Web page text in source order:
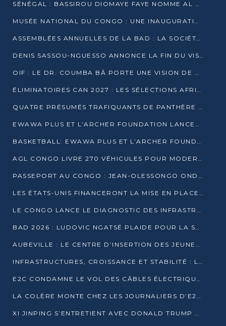
SÉNÉGAL : BASSIROU DIOMAYE FAYE NOMME AL AMINOU LÔ PREMIER MINISTRE
MUSÉE NATIONAL DU CONGO : UNE INAUGURATION PORTEUSE D’ESPOIR POUR LA CULTURE
ASSEMBLÉES ANNUELLES DE LA BAD : LA SOCIÉTÉ CIVILE CONGOLAISE À LA RECHERCHE DE PARTENAIRES POUR SES PROJETS
DENIS SASSOU-NGUESSO ANNONCE LA FIN DU VISA POUR LES AFRICAINS EN 2027
OIF : LE DR. COUMBA BÂ PORTE UNE VISION DE DIALOGUE, DE STABILITÉ ET DE RÉFORME À LA TÊTE
ÉLIMINATOIRES CAN 2027 : LES SÉLECTIONS AFRICAINES CONNAISSENT LEURS ADVERSAIRES
QUATRE PRÉSUMÉS TRAFIQUANTS DE PANTHÈRE ARRÊTÉS À EWO
EWAWA PLUS ET L’ARCHER FOUNDATION LANCENT UN CAMP DE BASKET POUR LES JEUNES À BRAZZAVILLE
BASKETBALL: EWAWA PLUS ET L’ARCHER FOUNDATION LANCENT UN CAMP POUR LES JEUNES
AGL CONGO LIVRE 270 VÉHICULES POUR MODERNISER LE TRANSPORT URBAIN
PASSEPORT AU CONGO : JEAN-OLESSONGO ONDAYE VEUT METTRE FIN AUX LENTEURS ADMINISTRATIVES
LES ÉTATS-UNIS FINANCERONT LA MISE EN PLACE DE JUSQU’À 50 CLINIQUES DE LUTTE CONTRE L’EBOLA
LE CONGO LANCE LE DIAGNOSTIC DES INFRASTRUCTURES SPORTIVES DU COMPLEXE DE KINTÉLÉ
BAD 2026 : LUDOVIC NGATSÉ PLAIDE POUR LA SOUVERAINETÉ FINANCIÈRE AFRICAINE
AUBEVILLE : LE CENTRE D’INSERTION DES JEUNES PRÊT À OUVRIR SES PORTES
INFRASTRUCTURES, CROISSANCE ET STABILITÉ : LA GUINÉE AFFÛTE SES AMBITIONS
E2C CONDAMNE LE VOL DES CÂBLES ÉLECTRIQUES APRÈS UNE VIDÉO VIRALE
LA COLÈRE MONTE CHEZ LES JOURNALIERS D’E2C QUI DÉNONCENT 20 ANS DE PRÉCARITÉ
XI JINPING S’ENTRETIENT AVEC DONALD TRUMP À BEIJING